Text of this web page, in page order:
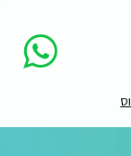
תחתון
כואב